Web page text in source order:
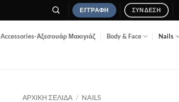
ΕΓΓΡΑΦΉ ΣΎΝΔΕΣΗ
Accessories-Αξεσουάρ Μακιγιάζ Body & Face Nails
ΑΡΧΙΚΉ ΣΕΛΊΔΑ / NAILS